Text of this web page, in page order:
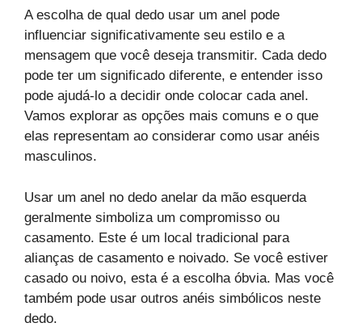
A escolha de qual dedo usar um anel pode
influenciar significativamente seu estilo e a
mensagem que você deseja transmitir. Cada dedo
pode ter um significado diferente, e entender isso
pode ajudá-lo a decidir onde colocar cada anel.
Vamos explorar as opções mais comuns e o que
elas representam ao considerar como usar anéis
masculinos.
Usar um anel no dedo anelar da mão esquerda
geralmente simboliza um compromisso ou
casamento. Este é um local tradicional para
alianças de casamento e noivado. Se você estiver
casado ou noivo, esta é a escolha óbvia. Mas você
também pode usar outros anéis simbólicos neste
dedo.